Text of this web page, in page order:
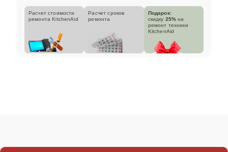
Расчет стоимости
ремонта KitchenAid
Расчет сроков
ремонта
Подарок:
скидку 25% на
ремонт техники
KitchenAid